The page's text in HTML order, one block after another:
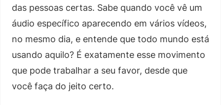
das pessoas certas. Sabe quando você vê um
áudio específico aparecendo em vários vídeos,
no mesmo dia, e entende que todo mundo está
usando aquilo? É exatamente esse movimento
que pode trabalhar a seu favor, desde que
você faça do jeito certo.